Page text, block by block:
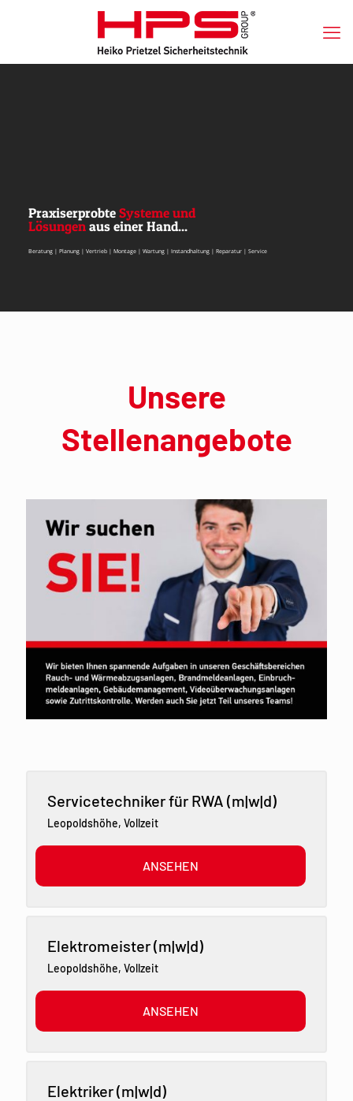
PraxiserprobteSysteme und
Lösungenaus einer Hand...
Beratung | Planung | Vertrieb | Montage | Wartung | Instandhaltung | Reparatur | Service
Unsere
Stellenangebote
Servicetechniker für RWA (m|w|d)
Leopoldshöhe, Vollzeit
ANSEHEN
Elektromeister (m|w|d)
Leopoldshöhe, Vollzeit
ANSEHEN
Elektriker (m|w|d)